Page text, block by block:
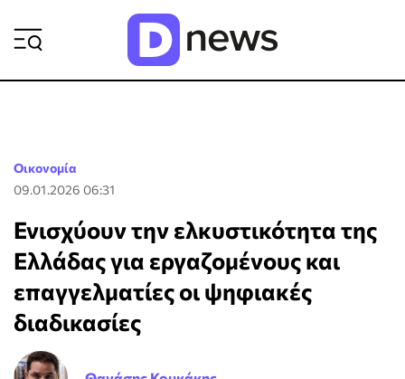
Οικονομία
09.01.2026 06:31
Ενισχύουν την ελκυστικότητα της
Ελλάδας για εργαζομένους και
επαγγελματίες οι ψηφιακές
διαδικασίες